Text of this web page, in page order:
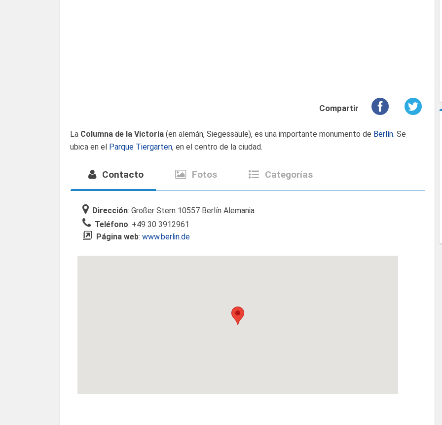
Compartir
La Columna de la Victoria (en alemán, Siegessäule), es una importante monumento de Berlín. Se
ubica en el Parque Tiergarten, en el centro de la ciudad.
Contacto Fotos Categorías
Dirección: Großer Stern 10557 Berlín Alemania
Teléfono: +49 30 3912961
Página web: www.berlin.de